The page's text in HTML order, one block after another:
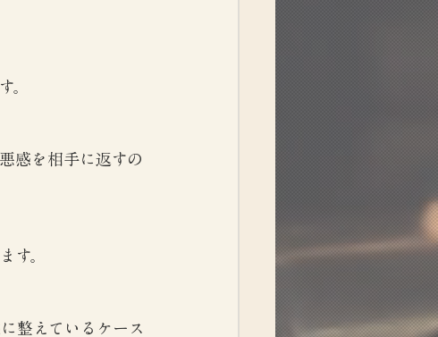
。
感を相手に返すの
す。
整えているケース